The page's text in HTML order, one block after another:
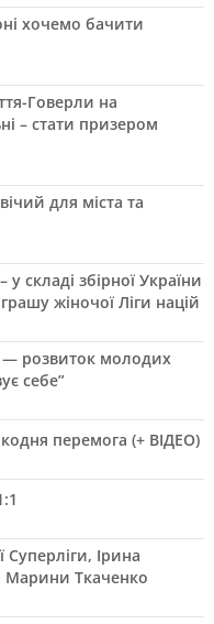
хочемо бачити
Говерли на
– стати призером
для міста та
складі збірної України
жіночої Ліги націй
— розвиток молодих
себе”
перемога (+ ВІДЕО)
Ірина
Марини Ткаченко